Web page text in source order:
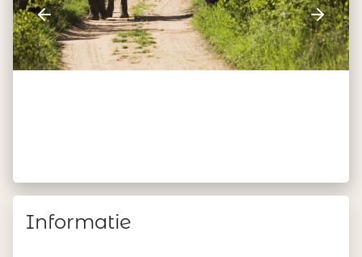
Informatie